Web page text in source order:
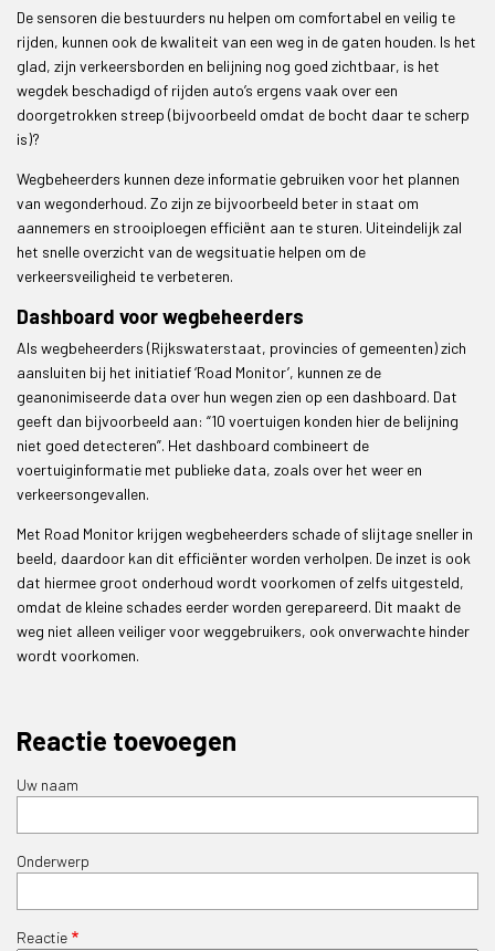
De sensoren die bestuurders nu helpen om comfortabel en veilig te
rijden, kunnen ook de kwaliteit van een weg in de gaten houden. Is het
glad, zijn verkeersborden en belijning nog goed zichtbaar, is het
wegdek beschadigd of rijden auto’s ergens vaak over een
doorgetrokken streep (bijvoorbeeld omdat de bocht daar te scherp
is)?
Wegbeheerders kunnen deze informatie gebruiken voor het plannen
van wegonderhoud. Zo zijn ze bijvoorbeeld beter in staat om
aannemers en strooiploegen efficiënt aan te sturen. Uiteindelijk zal
het snelle overzicht van de wegsituatie helpen om de
verkeersveiligheid te verbeteren.
Dashboard voor wegbeheerders
Als wegbeheerders (Rijkswaterstaat, provincies of gemeenten) zich
aansluiten bij het initiatief ‘Road Monitor’, kunnen ze de
geanonimiseerde data over hun wegen zien op een dashboard. Dat
geeft dan bijvoorbeeld aan: “10 voertuigen konden hier de belijning
niet goed detecteren”. Het dashboard combineert de
voertuiginformatie met publieke data, zoals over het weer en
verkeersongevallen.
Met Road Monitor krijgen wegbeheerders schade of slijtage sneller in
beeld, daardoor kan dit efficiënter worden verholpen. De inzet is ook
dat hiermee groot onderhoud wordt voorkomen of zelfs uitgesteld,
omdat de kleine schades eerder worden gerepareerd. Dit maakt de
weg niet alleen veiliger voor weggebruikers, ook onverwachte hinder
wordt voorkomen.
Reactie toevoegen
Uw naam
Onderwerp
Reactie